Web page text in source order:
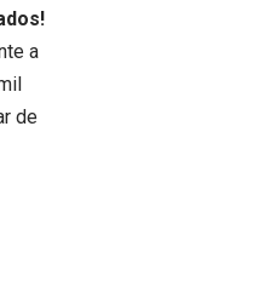
a
de